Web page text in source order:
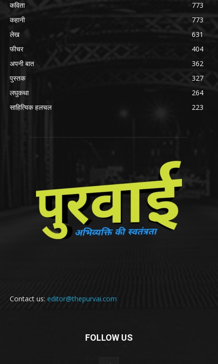
कविता
773
कहानी
773
लेख
631
फीचर
404
अपनी बात
362
पुस्तक
327
लघुकथा
264
साहित्यिक हलचल
223
Contact us: editor@thepurvai.com
FOLLOW US